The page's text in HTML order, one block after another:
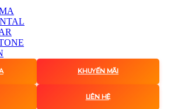
KHUYẾN MÃI
LIÊN HỆ